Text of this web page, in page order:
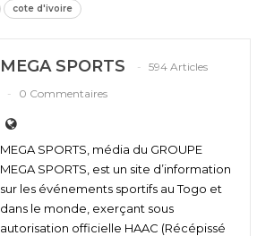
cote d'ivoire
MEGA SPORTS
594 Articles
0 Commentaires
MEGA SPORTS, média du GROUPE
MEGA SPORTS, est un site d’information
sur les événements sportifs au Togo et
dans le monde, exerçant sous
autorisation officielle HAAC (Récépissé